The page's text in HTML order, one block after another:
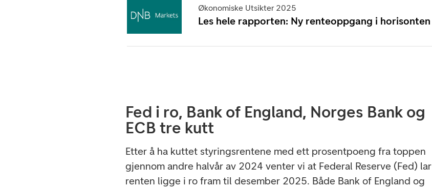
Økonomiske Utsikter 2025
Les hele rapporten: Ny renteoppgang i horisonten
Fed i ro, Bank of England, Norges Bank og
ECB tre kutt
Etter å ha kuttet styringsrentene med ett prosentpoeng fra toppen
gjennom andre halvår av 2024 venter vi at Federal Reserve (Fed) lar
renten ligge i ro fram til desember 2025. Både Bank of England og